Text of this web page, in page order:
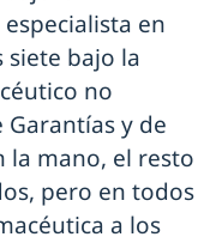
en
siete bajo la
no
Garantías y de
la mano, el resto
pero en todos
a los